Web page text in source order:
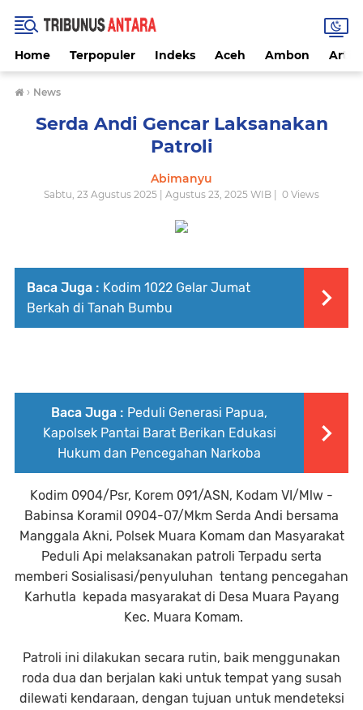
Home Terpopuler Indeks Aceh Ambon
› News
Serda Andi Gencar Laksanakan
Patroli
Abimanyu
Sabtu, 23 Agustus 2025 | Agustus 23, 2025 WIB | 0 Views
Baca Juga : Kodim 1022 Gelar Jumat
Berkah di Tanah Bumbu
Baca Juga : Peduli Generasi Papua,
Kapolsek Pantai Barat Berikan Edukasi
Hukum dan Pencegahan Narkoba
Kodim 0904/Psr, Korem 091/ASN, Kodam VI/Mlw -
Babinsa Koramil 0904-07/Mkm Serda Andi bersama
Manggala Akni, Polsek Muara Komam dan Masyarakat
Peduli Api melaksanakan patroli Terpadu serta
memberi Sosialisasi/penyuluhan tentang pencegahan
Karhutla kepada masyarakat di Desa Muara Payang
Kec. Muara Komam.
Patroli ini dilakukan secara rutin, baik menggunakan
roda dua dan berjalan kaki untuk tempat yang susah
dilewati kendaraan, dengan tujuan untuk mendeteksi